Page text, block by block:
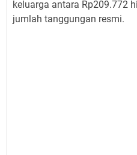
keluarga antara Rp209.772
jumlah tanggungan resmi.